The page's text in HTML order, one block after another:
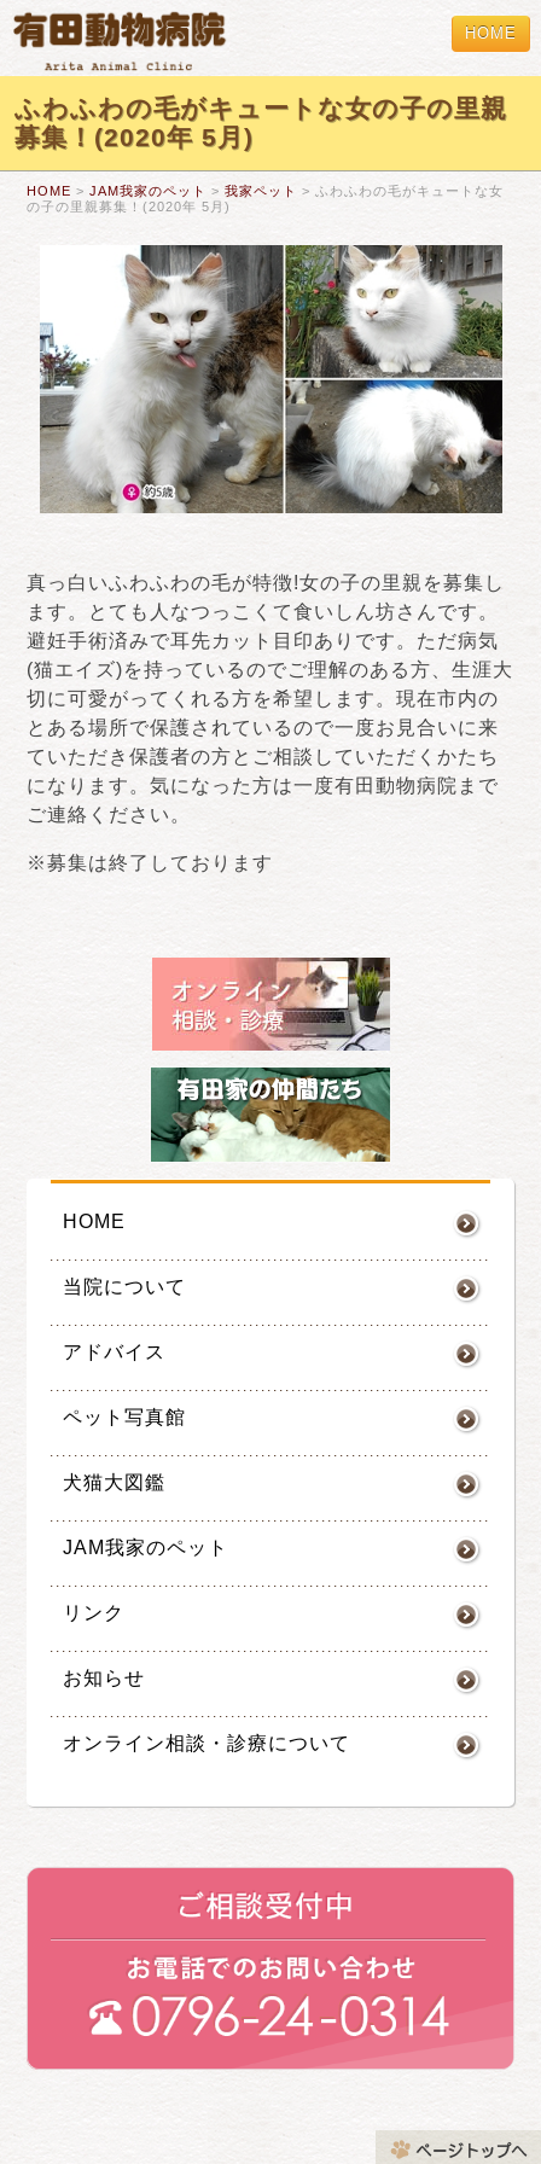
HOME
ふわふわの毛がキュートな女の子の里親
募集！(2020年 5月)
HOME >JAM我家のペット >我家ペット > ふわふわの毛がキュートな女
の子の里親募集！(2020年 5月)
真っ白いふわふわの毛が特徴!女の子の里親を募集し
ます。とても人なつっこくて食いしん坊さんです。
避妊手術済みで耳先カット目印ありです。ただ病気
(猫エイズ)を持っているのでご理解のある方、生涯大
切に可愛がってくれる方を希望します。現在市内の
とある場所で保護されているので一度お見合いに来
ていただき保護者の方とご相談していただくかたち
になります。気になった方は一度有田動物病院まで
ご連絡ください。
※募集は終了しております
HOME
当院について
アドバイス
ペット写真館
犬猫大図鑑
JAM我家のペット
リンク
お知らせ
オンライン相談・診療について